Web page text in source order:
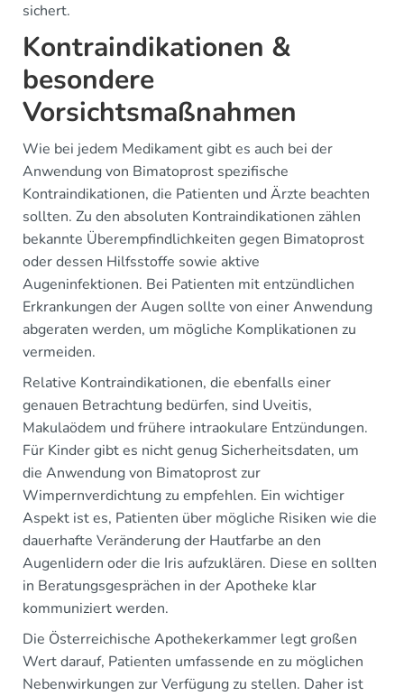
sichert.
Kontraindikationen &
besondere
Vorsichtsmaßnahmen
Wie bei jedem Medikament gibt es auch bei der
Anwendung von Bimatoprost spezifische
Kontraindikationen, die Patienten und Ärzte beachten
sollten. Zu den absoluten Kontraindikationen zählen
bekannte Überempfindlichkeiten gegen Bimatoprost
oder dessen Hilfsstoffe sowie aktive
Augeninfektionen. Bei Patienten mit entzündlichen
Erkrankungen der Augen sollte von einer Anwendung
abgeraten werden, um mögliche Komplikationen zu
vermeiden.
Relative Kontraindikationen, die ebenfalls einer
genauen Betrachtung bedürfen, sind Uveitis,
Makulaödem und frühere intraokulare Entzündungen.
Für Kinder gibt es nicht genug Sicherheitsdaten, um
die Anwendung von Bimatoprost zur
Wimpernverdichtung zu empfehlen. Ein wichtiger
Aspekt ist es, Patienten über mögliche Risiken wie die
dauerhafte Veränderung der Hautfarbe an den
Augenlidern oder die Iris aufzuklären. Diese en sollten
in Beratungsgesprächen in der Apotheke klar
kommuniziert werden.
Die Österreichische Apothekerkammer legt großen
Wert darauf, Patienten umfassende en zu möglichen
Nebenwirkungen zur Verfügung zu stellen. Daher ist